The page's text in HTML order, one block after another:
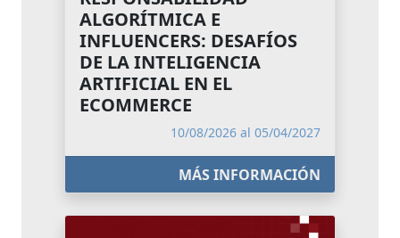
ALGORÍTMICA E
INFLUENCERS: DESAFÍOS
DE LA INTELIGENCIA
ARTIFICIAL EN EL
ECOMMERCE
10/08/2026 al 05/04/2027
MÁS INFORMACIÓN